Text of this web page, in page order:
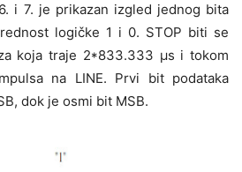
i 7. je prikazan izgled jednog bita
logičke 1 i 0. STOP biti se
koja traje 2*833.333 μs i tokom
na LINE. Prvi bit podataka
dok je osmi bit MSB.